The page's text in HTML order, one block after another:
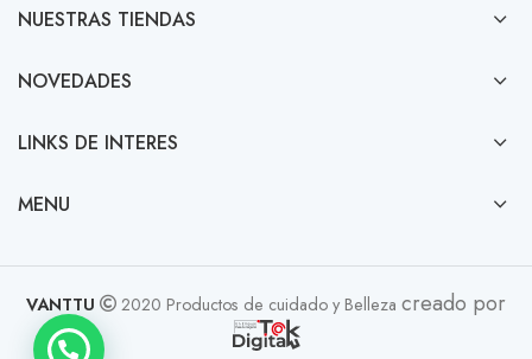
NUESTRAS TIENDAS
NOVEDADES
LINKS DE INTERES
MENU
VANTTU 2020 Productos de cuidado y Belleza creado por